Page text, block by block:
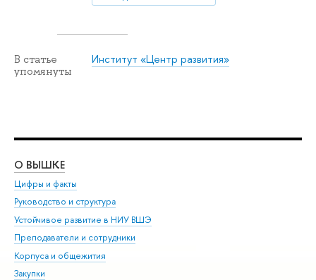
В статье
упомянуты
Институт «Центр развития»
О ВЫШКЕ
Цифры и факты
Руководство и структура
Устойчивое развитие в НИУ ВШЭ
Преподаватели и сотрудники
Корпуса и общежития
Закупки